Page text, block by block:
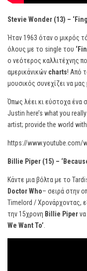
Stevie Wonder (13) –
Ήταν 1963 όταν ο μικρός
όλους με το single του
ο νεότερος καλλιτέχνης
αμερικάνικών charts! Από
μουσικός συνεχίζει να
Όπως λέει κι εύστοχα ένα
Justin here’s what you
artist; provide the world
https://www.youtube.com/
Billie Piper (15) –
Κάντε μια βόλτα με το
Doctor Who– σειρά στην
Timelord / Xρονάρχοντας,
την 15χρονη Billie Piper
We Want To’